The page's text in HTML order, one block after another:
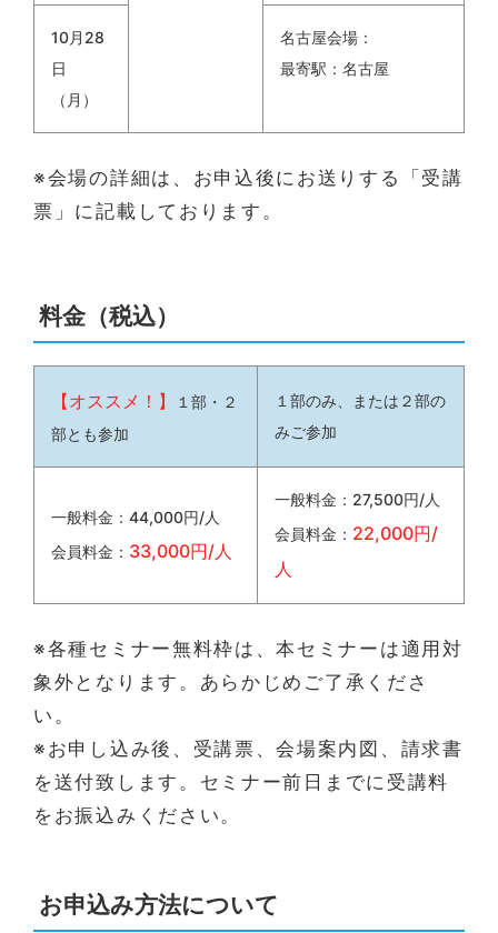
10月28
日
（月）
名古屋会場：
最寄駅：名古屋
※会場の詳細は、お申込後にお送りする「受講
票」に記載しております。
料金（税込）
【オススメ！】
１部・２
部とも参加
１部のみ、または２部の
みご参加
一般料金：44,000円/人
会員料金： 33,000円/人
一般料金：27,500円/人
会員料金： 22,000円/
人
※各種セミナー無料枠は、本セミナーは適用対
象外となります。あらかじめご了承くださ
い。
※お申し込み後、受講票、会場案内図、請求書
を送付致します。セミナー前日までに受講料
をお振込みください。
お申込み方法について